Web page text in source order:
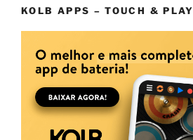
KOLB APPS – TOUCH & PLAY